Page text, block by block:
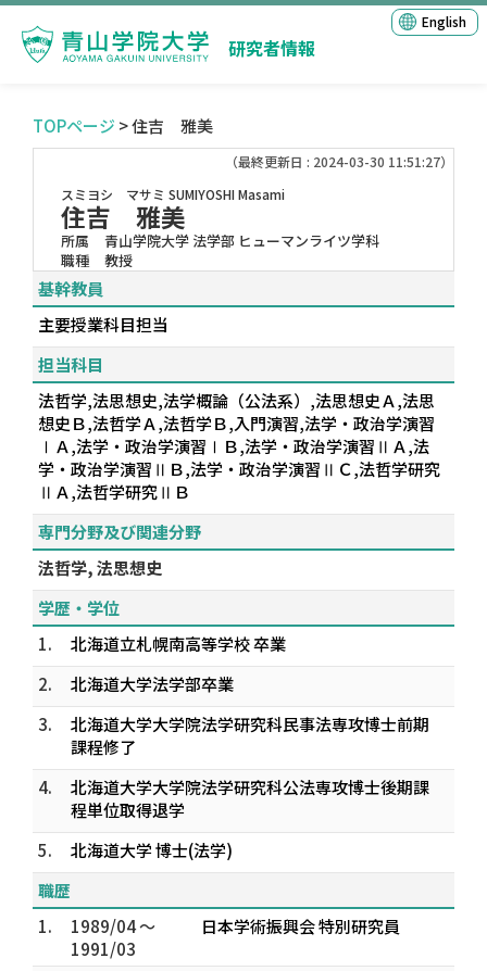
研究者情報
English
TOPページ > 住吉 雅美
（最終更新日 : 2024-03-30 11:51:27）
スミヨシ マサミ SUMIYOSHI Masami
住吉 雅美
所属
青山学院大学 法学部 ヒューマンライツ学科
職種
教授
基幹教員
主要授業科目担当
担当科目
法哲学,法思想史,法学概論（公法系）,法思想史Ａ,法思
想史Ｂ,法哲学Ａ,法哲学Ｂ,入門演習,法学・政治学演習
ⅠＡ,法学・政治学演習ⅠＢ,法学・政治学演習ⅡＡ,法
学・政治学演習ⅡＢ,法学・政治学演習ⅡＣ,法哲学研究
ⅡＡ,法哲学研究ⅡＢ
専門分野及び関連分野
法哲学, 法思想史
学歴・学位
1.
北海道立札幌南高等学校 卒業
2.
北海道大学法学部卒業
3.
北海道大学大学院法学研究科民事法専攻博士前期
課程修了
4.
北海道大学大学院法学研究科公法専攻博士後期課
程単位取得退学
5.
北海道大学 博士(法学)
職歴
1.
1989/04 ～
1991/03
日本学術振興会 特別研究員